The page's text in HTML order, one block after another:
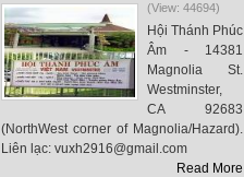
(View: 44694)
Hội Thánh Phúc
Âm - 14381
Magnolia St.
Westminster,
CA 92683
(NorthWest corner of Magnolia/Hazard).
Liên lạc: vuxh2916@gmail.com
Read More